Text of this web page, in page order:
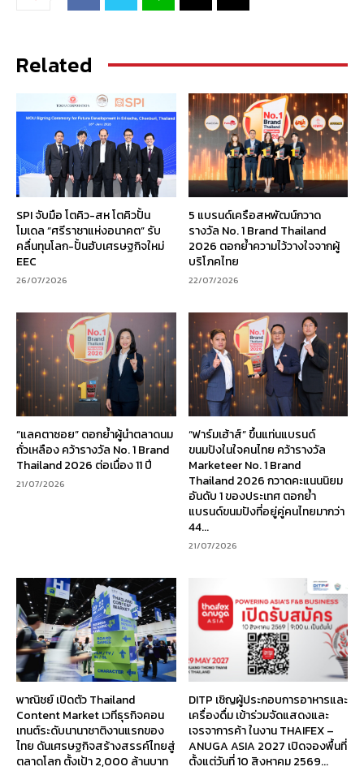
Related
SPI จับมือ โตคิว-สห โตคิวปั้น
โมเดล “ศรีราชาแห่งอนาคต” รับ
คลื่นทุนโลก-ปั้นฮับเศรษฐกิจใหม่
EEC
26/07/2026
5 แบรนด์เครือสหพัฒน์กวาด
รางวัล No. 1 Brand Thailand
2026 ตอกย้ำความไว้วางใจจากผู้
บริโภคไทย
22/07/2026
“แลคตาซอย” ตอกย้ำผู้นำตลาดนม
ถั่วเหลือง คว้ารางวัล No. 1 Brand
Thailand 2026 ต่อเนื่อง 11 ปี
21/07/2026
“ฟาร์มเฮ้าส์” ขึ้นแท่นแบรนด์
ขนมปังในใจคนไทย คว้ารางวัล
Marketeer No. 1 Brand
Thailand 2026 กวาดคะแนนนิยม
อันดับ 1 ของประเทศ ตอกย้ำ
แบรนด์ขนมปังที่อยู่คู่คนไทยมากว่า
44...
21/07/2026
พาณิชย์ เปิดตัว Thailand
Content Market เวทีธุรกิจคอน
เทนต์ระดับนานาชาติงานแรกของ
ไทย ดันเศรษฐกิจสร้างสรรค์ไทยสู่
ตลาดโลก ตั้งเป้า 2,000 ล้านบาท
DITP เชิญผู้ประกอบการอาหารและ
เครื่องดื่ม เข้าร่วมจัดแสดงและ
เจรจาการค้า ในงาน THAIFEX –
ANUGA ASIA 2027 เปิดจองพื้นที่
ตั้งแต่วันที่ 10 สิงหาคม 2569...